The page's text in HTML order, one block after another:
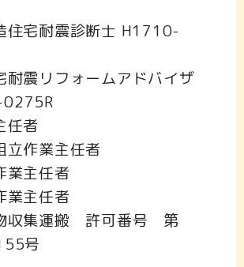
住宅耐震診断士 H1710-
耐震リフォームアドバイザ
任者
立作業主任者
業主任者
業主任者
収集運搬 許可番号 第
号